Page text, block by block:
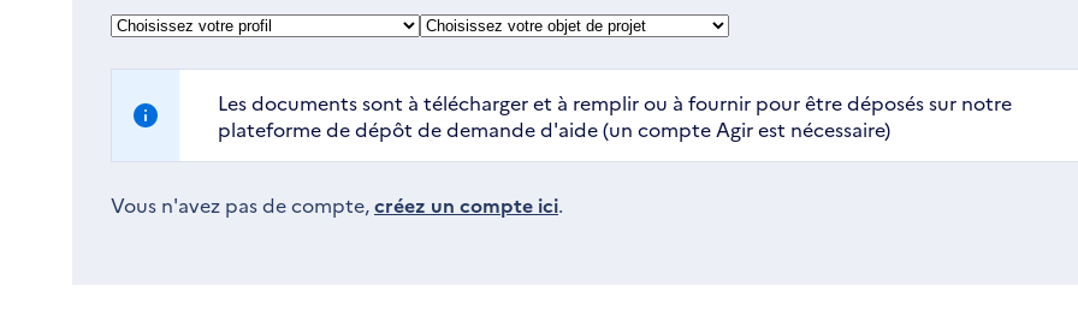
Les documents sont à télécharger et à remplir ou à fournir pour être déposés sur notre
plateforme de dépôt de demande d'aide (un compte Agir est nécessaire)
Vous n'avez pas de compte,créez un compte ici.